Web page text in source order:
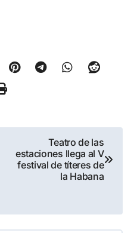
Teatro de las
estaciones llega al V
festival de títeres de
la Habana